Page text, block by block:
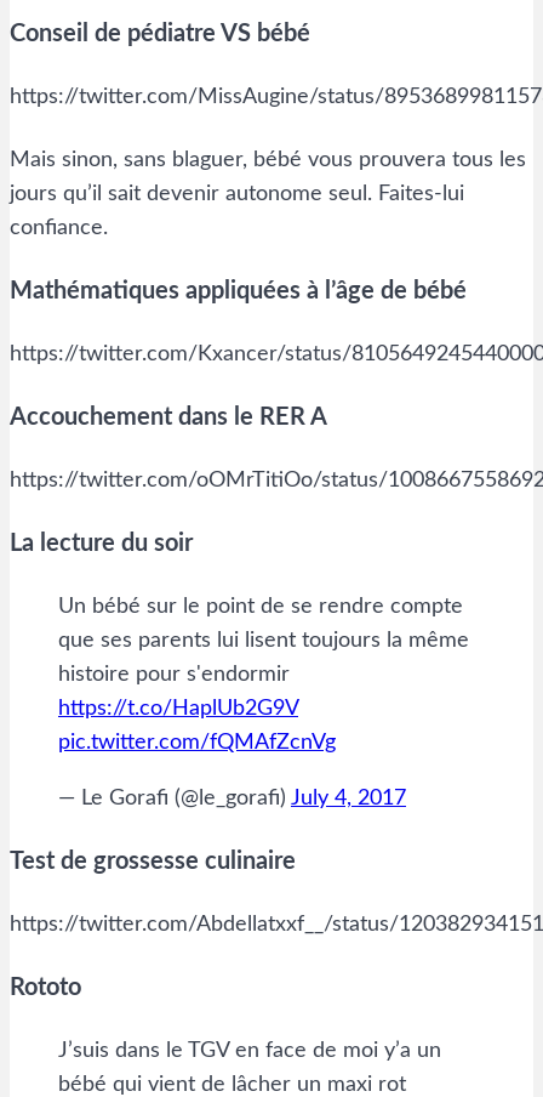
Conseil de pédiatre VS bébé
https://twitter.com/MissAugine/status/
Mais sinon, sans blaguer, bébé vous prouvera tous les
jours qu’il sait devenir autonome seul. Faites-lui
confiance.
Mathématiques appliquées à l’âge de bébé
https://twitter.com/Kxancer/status/
Accouchement dans le RER A
https://twitter.com/oOMrTitiOo/status/
La lecture du soir
Un bébé sur le point de se rendre compte
que ses parents lui lisent toujours la même
histoire pour s'endormir
https://t.co/HaplUb2G9V
pic.twitter.com/fQMAfZcnVg
— Le Gorafi (@le_gorafi) July 4, 2017
Test de grossesse culinaire
https://twitter.com/Abdellatxxf__/status/
Rototo
J’suis dans le TGV en face de moi y’a un
bébé qui vient de lâcher un maxi rot